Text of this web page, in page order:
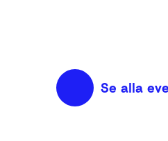
Se alla